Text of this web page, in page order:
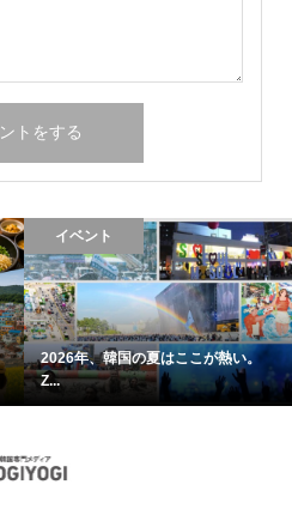
イベント
2026年、韓国の夏はここが熱い。
Z...